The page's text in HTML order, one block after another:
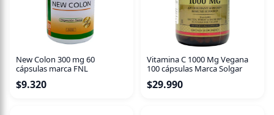
New Colon 300 mg 60
cápsulas marca FNL
$9.320
Vitamina C 1000 Mg Vegana
100 cápsulas Marca Solgar
$29.990